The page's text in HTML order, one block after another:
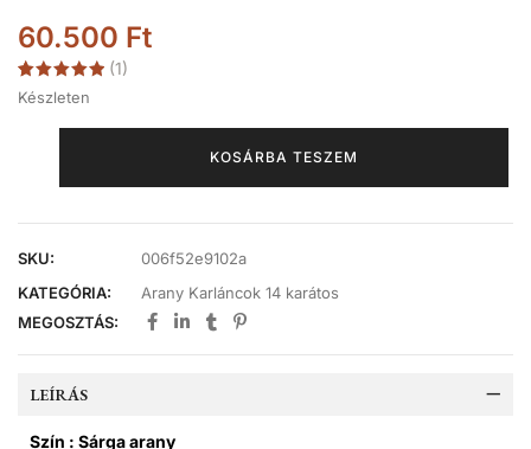
60.500 Ft
Értékelés
5.00az 5-
1
(1)
Készleten
KOSÁRBA TESZEM
SKU:
006f52e9102a
KATEGÓRIA:
Arany Karláncok 14 karátos
MEGOSZTÁS:
LEÍRÁS
Szín : Sárga arany